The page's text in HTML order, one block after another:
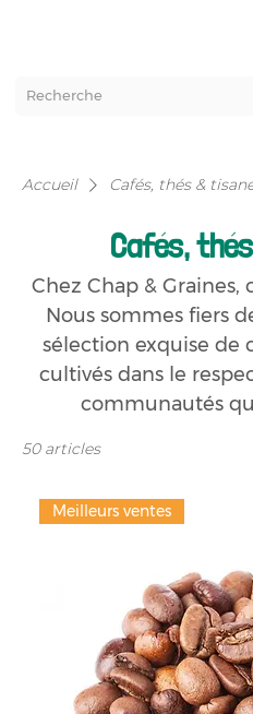
Accueil Cafés, thés &
Cafés,
Chez Chap & Graines,
Nous sommes fiers
sélection exquise de
cultivés dans le
communautés
50 articles
Meilleurs ventes